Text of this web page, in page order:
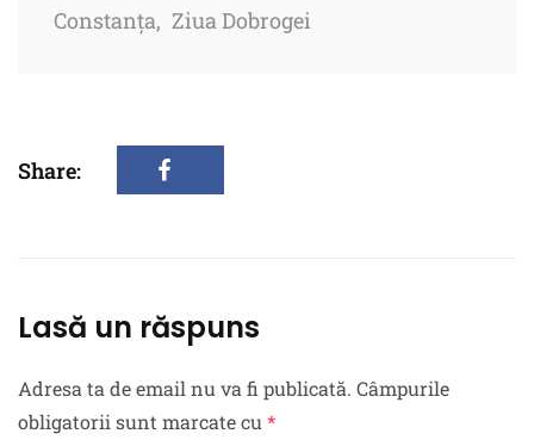
Constanța, Ziua Dobrogei
Share:
Lasă un răspuns
Adresa ta de email nu va fi publicată. Câmpurile
obligatorii sunt marcate cu*